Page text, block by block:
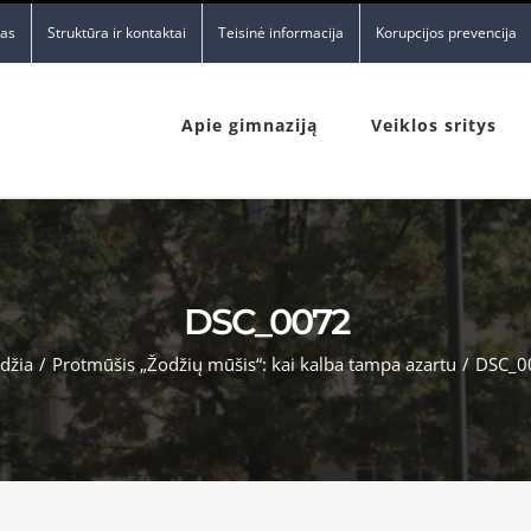
Struktūra ir kontaktai Teisinė informacija Korupcijos prevencija
Apie gimnaziją Veiklos sritys
DSC_0072
/ Protmūšis „Žodžių mūšis“: kai kalba tampa azartu /